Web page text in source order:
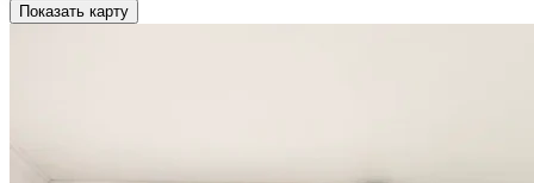
Показать карту